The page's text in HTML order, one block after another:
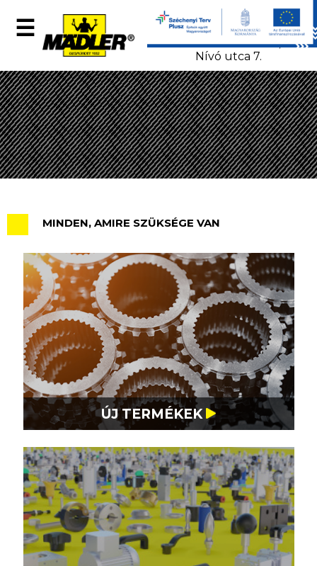
+36 52 502 810
info@maedler.org
4031 Debrecen,
Nívó utca 7.
MÄDLER-
Showroom
katalógus
Ajánlatkérés
Hírlevél
☰
MINDEN, AMIRE SZÜKSÉGE VAN
ÚJ TERMÉKEK